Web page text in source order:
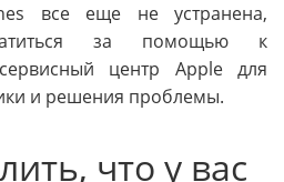
все еще не устранена,
за помощью к
центр Apple для
и решения проблемы.
что у вас